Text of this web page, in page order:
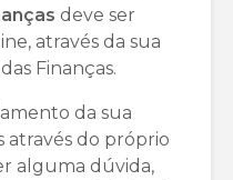
deve ser
através da sua
Finanças.
da sua
através do próprio
alguma dúvida,